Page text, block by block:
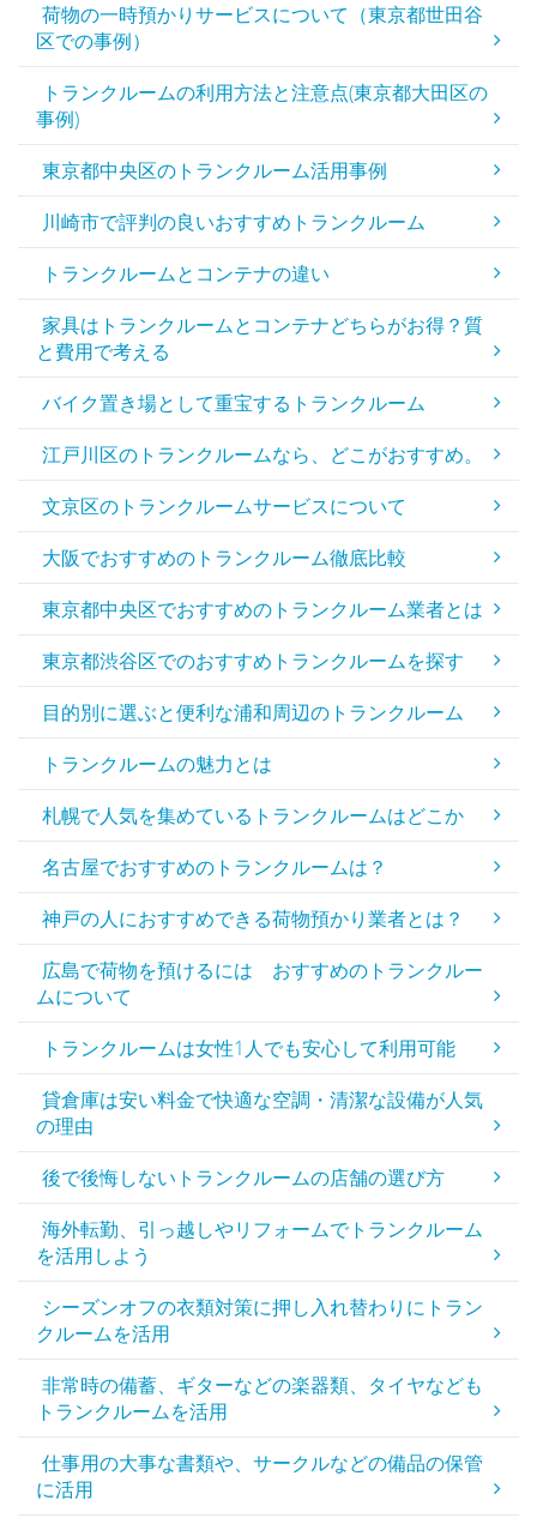
荷物の一時預かりサービスについて（東京都世田谷
区での事例）
トランクルームの利用方法と注意点(東京都大田区の
事例)
東京都中央区のトランクルーム活用事例
川崎市で評判の良いおすすめトランクルーム
トランクルームとコンテナの違い
家具はトランクルームとコンテナどちらがお得？質
と費用で考える
バイク置き場として重宝するトランクルーム
江戸川区のトランクルームなら、どこがおすすめ。
文京区のトランクルームサービスについて
大阪でおすすめのトランクルーム徹底比較
東京都中央区でおすすめのトランクルーム業者とは
東京都渋谷区でのおすすめトランクルームを探す
目的別に選ぶと便利な浦和周辺のトランクルーム
トランクルームの魅力とは
札幌で人気を集めているトランクルームはどこか
名古屋でおすすめのトランクルームは？
神戸の人におすすめできる荷物預かり業者とは？
広島で荷物を預けるには おすすめのトランクルー
ムについて
トランクルームは女性1人でも安心して利用可能
貸倉庫は安い料金で快適な空調・清潔な設備が人気
の理由
後で後悔しないトランクルームの店舗の選び方
海外転勤、引っ越しやリフォームでトランクルーム
を活用しよう
シーズンオフの衣類対策に押し入れ替わりにトラン
クルームを活用
非常時の備蓄、ギターなどの楽器類、タイヤなども
トランクルームを活用
仕事用の大事な書類や、サークルなどの備品の保管
に活用